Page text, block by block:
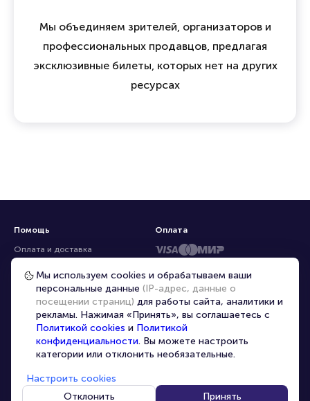
Мы объединяем зрителей, организаторов и
профессиональных продавцов, предлагая
эксклюзивные билеты, которых нет на других
ресурсах
Помощь
Оплата и доставка
Частые вопросы
Перепродажа билетов
Организаторам
Корпоративным клиентам
VIP-билеты
Персональные данные
8-800-500-42-62
Оплата
Мы используем cookies и обрабатываем ваши
персональные данные (IP-адрес, данные о
посещении страниц) для работы сайта, аналитики и
рекламы. Нажимая «Принять», вы соглашаетесь с
Политикой cookies и Политикой
конфиденциальности. Вы можете настроить
категории или отклонить необязательные.
Настроить cookies
Отклонить
Принять